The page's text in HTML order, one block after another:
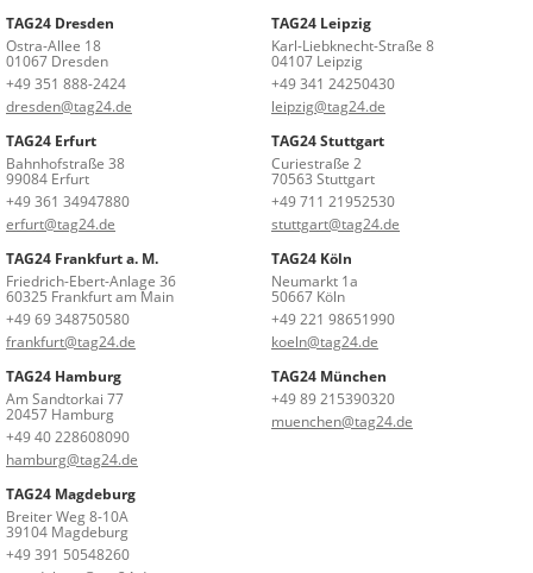
TAG24 Dresden
Ostra-Allee 18
01067 Dresden
+49 351 888-2424
dresden@tag24.de
TAG24 Leipzig
Karl-Liebknecht-Straße 8
04107 Leipzig
+49 341 24250430
leipzig@tag24.de
TAG24 Erfurt
Bahnhofstraße 38
99084 Erfurt
+49 361 34947880
erfurt@tag24.de
TAG24 Stuttgart
Curiestraße 2
70563 Stuttgart
+49 711 21952530
stuttgart@tag24.de
TAG24 Frankfurt a. M.
Friedrich-Ebert-Anlage 36
60325 Frankfurt am Main
+49 69 348750580
frankfurt@tag24.de
TAG24 Köln
Neumarkt 1a
50667 Köln
+49 221 98651990
koeln@tag24.de
TAG24 Hamburg
Am Sandtorkai 77
20457 Hamburg
+49 40 228608090
hamburg@tag24.de
TAG24 München
+49 89 215390320
muenchen@tag24.de
TAG24 Magdeburg
Breiter Weg 8-10A
39104 Magdeburg
+49 391 50548260